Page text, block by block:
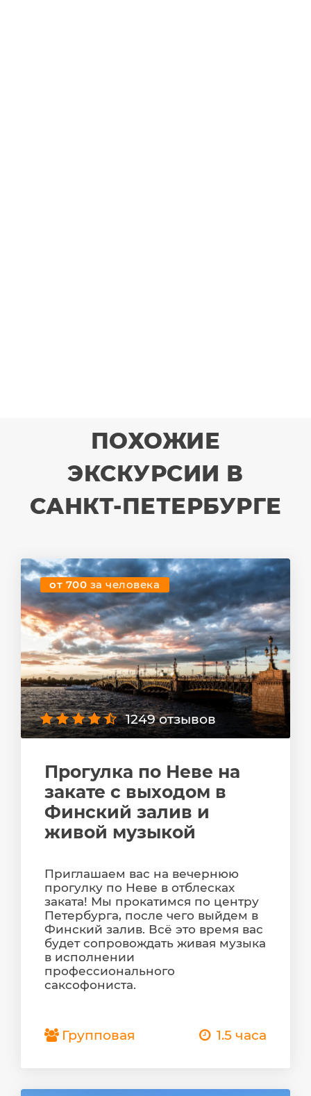
ПОХОЖИЕ
ЭКСКУРСИИ В
САНКТ-ПЕТЕРБУРГЕ
от 700 за человека
1249 отзывов
Прогулка по Неве на
закате с выходом в
Финский залив и
живой музыкой
Приглашаем вас на вечернюю
прогулку по Неве в отблесках
заката! Мы прокатимся по центру
Петербурга, после чего выйдем в
Финский залив. Всё это время вас
будет сопровождать живая музыка
в исполнении
профессионального
саксофониста.
Групповая 1.5 часа